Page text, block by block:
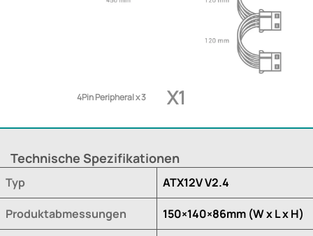
4Pin Peripheral x 3 X1
Technische Spezifikationen
Typ ATX12V V2.4
Produktabmessungen 150×140×86mm (W x L x H)